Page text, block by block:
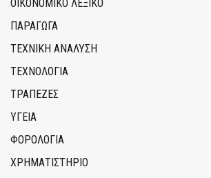
ΟΙΚΟΝΟΜΙΚΟ ΛΕΞΙΚΟ
ΠΑΡΑΓΩΓΑ
ΤΕΧΝΙΚΗ ΑΝΑΛΥΣΗ
ΤΕΧΝΟΛΟΓΙΑ
ΤΡΆΠΕΖΕΣ
ΥΓΕΙΑ
ΦΟΡΟΛΟΓΙΑ
ΧΡΗΜΑΤΙΣΤΗΡΙΟ